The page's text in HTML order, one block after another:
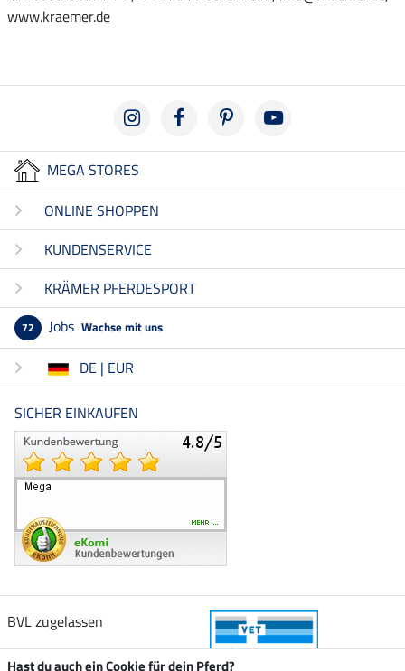
www.kraemer.de
MEGA STORES
ONLINE SHOPPEN
KUNDENSERVICE
KRÄMER PFERDESPORT
72 Jobs Wachse mit uns
DE | EUR
SICHER EINKAUFEN
BVL zugelassen
Hast du auch ein Cookie für dein Pferd?